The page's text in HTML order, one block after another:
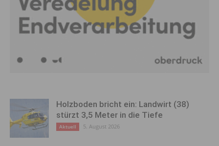
Holzboden bricht ein: Landwirt (38)
stürzt 3,5 Meter in die Tiefe
Aktuell 5. August 2026